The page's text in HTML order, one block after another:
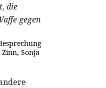
die
gegen
Zinn, Sonja